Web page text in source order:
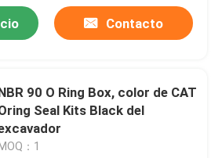
Contacto
90 O Ring Box, color de CAT
Seal Kits Black del
MOQ：1